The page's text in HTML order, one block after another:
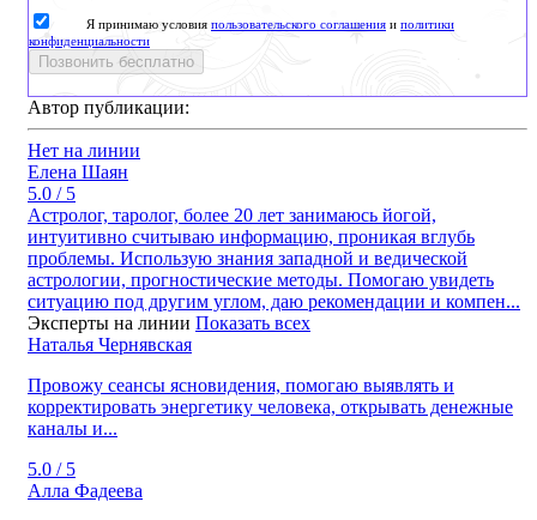
Я принимаю условия пользовательского соглашения и политики
конфиденциальности
Позвонить бесплатно
Автор публикации:
Нет на линии
Елена Шаян
5.0 / 5
Астролог, таролог, более 20 лет занимаюсь йогой,
интуитивно считываю информацию, проникая вглубь
проблемы. Использую знания западной и ведической
астрологии, прогностические методы. Помогаю увидеть
ситуацию под другим углом, даю рекомендации и компен...
Эксперты на линии Показать всех
Наталья Чернявская
Провожу сеансы ясновидения, помогаю выявлять и
корректировать энергетику человека, открывать денежные
каналы и...
5.0 / 5
Алла Фадеева